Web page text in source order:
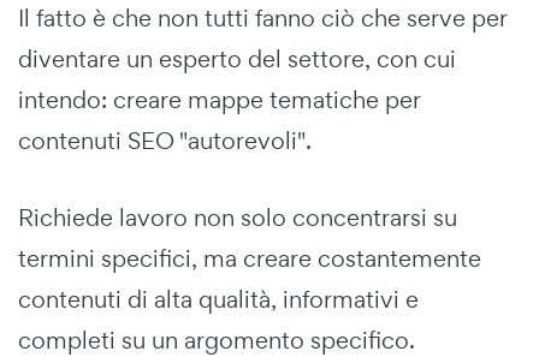
Il fatto è che non tutti fanno ciò che serve per
diventare un esperto del settore, con cui
intendo: creare mappe tematiche per
contenuti SEO "autorevoli".
Richiede lavoro non solo concentrarsi su
termini specifici, ma creare costantemente
contenuti di alta qualità, informativi e
completi su un argomento specifico.